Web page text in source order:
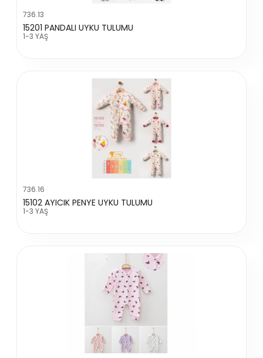
736.13
15201 PANDALI UYKU TULUMU
1-3 YAŞ
736.16
15102 AYICIK PENYE UYKU TULUMU
1-3 YAŞ